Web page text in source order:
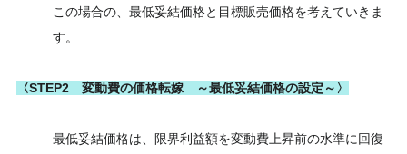
この場合の、最低妥結価格と目標販売価格を考えていきま
す。
〈STEP2 変動費の価格転嫁 ～最低妥結価格の設定～〉
最低妥結価格は、限界利益額を変動費上昇前の水準に回復